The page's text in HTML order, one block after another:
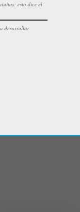
esto dice el
desarrollar